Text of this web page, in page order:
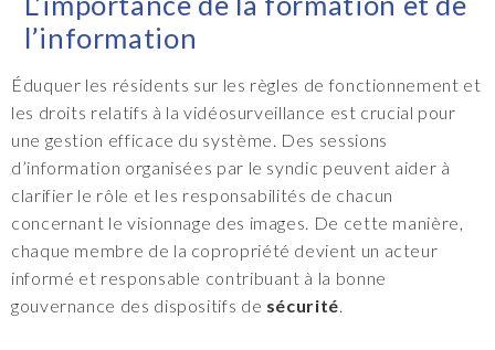
l’information
Éduquer les résidents sur les règles de fonctionnement et
les droits relatifs à la vidéosurveillance est crucial pour
une gestion efficace du système. Des sessions
d’information organisées par le syndic peuvent aider à
clarifier le rôle et les responsabilités de chacun
concernant le visionnage des images. De cette manière,
chaque membre de la copropriété devient un acteur
informé et responsable contribuant à la bonne
gouvernance des dispositifs de sécurité